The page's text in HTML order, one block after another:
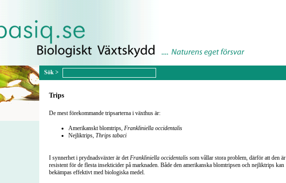
Trips
De mest förekommande tripsarterna i växthus är:
Amerikanskt blomtrips, Frankliniella occidentalis
Nejliktrips, Thrips tabaci
I synnerhet i prydnadsväxter är det Frankliniella occidentalis som vållar stora problem, därför att den är
resistent för de flesta insekticider på marknaden. Både den amerikanska blomtripsen och nejliktrips kan
bekämpas effektivt med biologiska medel.